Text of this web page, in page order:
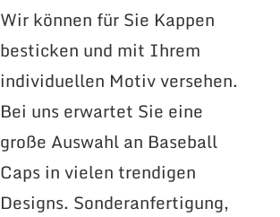
Wir können für Sie Kappen
besticken und mit Ihrem
individuellen Motiv versehen.
Bei uns erwartet Sie eine
große Auswahl an Baseball
Caps in vielen trendigen
Designs. Sonderanfertigung,